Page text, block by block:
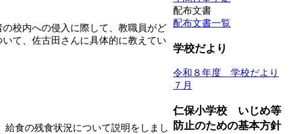
校内への侵入に際して、教職員がど
て、佐古田さんに具体的に教えてい
食の残食状況について説明をしまし
配布文書
配布文書一覧
学校だより
令和８年度 学校だより
７月
仁保小学校 いじめ等
防止のための基本方針